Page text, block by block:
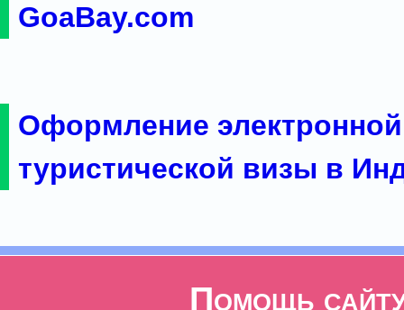
GoaBay.com
Оформление электронной
туристической визы в
Помощь